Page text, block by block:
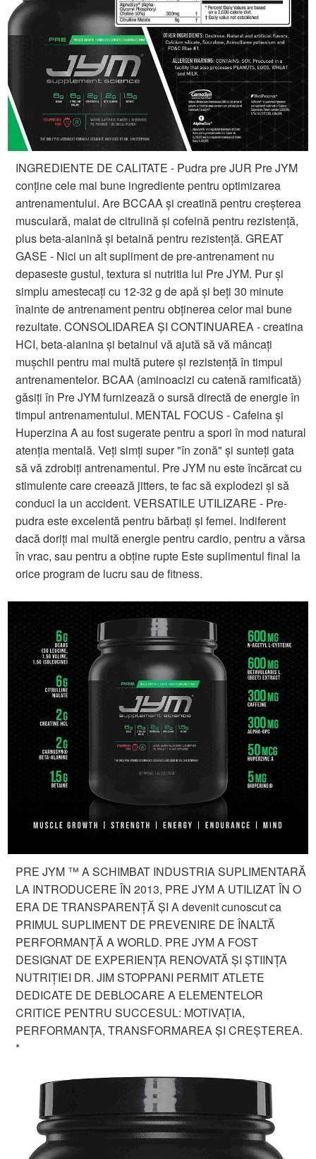
INGREDIENTE DE CALITATE - Pudra pre JUR Pre JYM
conține cele mai bune ingrediente pentru optimizarea
antrenamentului. Are BCCAA și creatină pentru creșterea
musculară, malat de citrulină și cofeină pentru rezistență,
plus beta-alanină și betaină pentru rezistență. GREAT
GASE - Nici un alt supliment de pre-antrenament nu
depaseste gustul, textura si nutritia lui Pre JYM. Pur și
simplu amestecați cu 12-32 g de apă și beți 30 minute
înainte de antrenament pentru obținerea celor mai bune
rezultate. CONSOLIDAREA ȘI CONTINUAREA - creatina
HCI, beta-alanina și betainul vă ajută să vă mâncați
mușchii pentru mai multă putere și rezistență în timpul
antrenamentelor. BCAA (aminoacizi cu catenă ramificată)
găsiți în Pre JYM furnizează o sursă directă de energie în
timpul antrenamentului. MENTAL FOCUS - Cafeina și
Huperzina A au fost sugerate pentru a spori în mod natural
atenția mentală. Veți simți super "în zonă" și sunteți gata
să vă zdrobiți antrenamentul. Pre JYM nu este încărcat cu
stimulente care creează jitters, te fac să explodezi și să
conduci la un accident. VERSATILE UTILIZARE - Pre-
pudra este excelentă pentru bărbați și femei. Indiferent
dacă doriți mai multă energie pentru cardio, pentru a vărsa
în vrac, sau pentru a obține rupte Este suplimentul final la
orice program de lucru sau de fitness.
PRE JYM ™ A SCHIMBAT INDUSTRIA SUPLIMENTARĂ
LA INTRODUCERE ÎN 2013, PRE JYM A UTILIZAT ÎN O
ERA DE TRANSPARENȚĂ ȘI A devenit cunoscut ca
PRIMUL SUPLIMENT DE PREVENIRE DE ÎNALTĂ
PERFORMANȚĂ A WORLD. PRE JYM A FOST
DESIGNAT DE EXPERIENȚA RENOVATĂ ȘI ȘTIINȚA
NUTRIȚIEI DR. JIM STOPPANI PERMIT ATLETE
DEDICATE DE DEBLOCARE A ELEMENTELOR
CRITICE PENTRU SUCCESUL: MOTIVAȚIA,
PERFORMANȚA, TRANSFORMAREA ȘI CREȘTEREA.
*